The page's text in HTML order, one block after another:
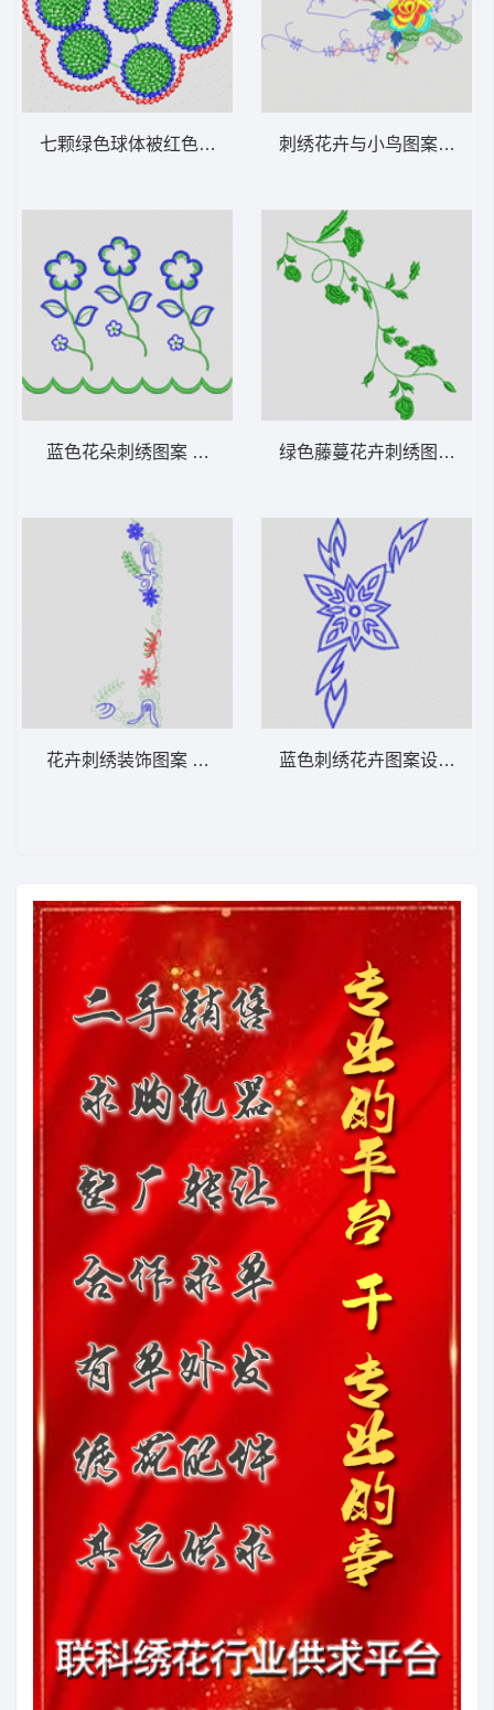
七颗绿色球体被红色边界包围 花型
蓝色花朵刺绣图案 花型
花卉刺绣装饰图案 花型
刺绣花卉与小鸟图案 花型
绿色藤蔓花卉刺绣图案 牛
蓝色刺绣花卉图案设计 牛